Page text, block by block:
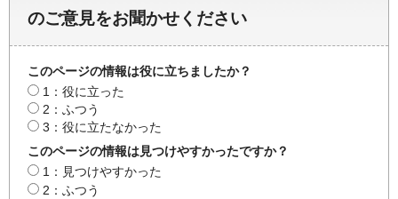
のご意見をお聞かせください
このページの情報は役に立ちましたか？
1：役に立った
2：ふつう
3：役に立たなかった
このページの情報は見つけやすかったですか？
1：見つけやすかった
2：ふつう